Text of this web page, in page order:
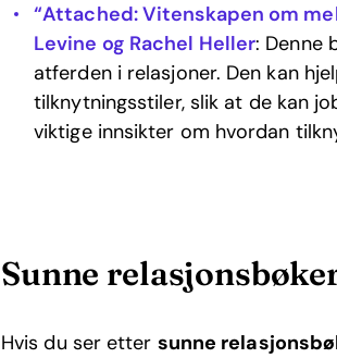
“Attached: Vitenskapen om
Levine og Rachel Heller: Denne
atferden i relasjoner. Den kan
tilknytningsstiler, slik at de kan
viktige innsikter om hvordan
Sunne
Hvis du ser etter sunne